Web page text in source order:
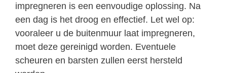
impregneren is een eenvoudige oplossing. Na
een dag is het droog en effectief. Let wel op:
vooraleer u de buitenmuur laat impregneren,
moet deze gereinigd worden. Eventuele
scheuren en barsten zullen eerst hersteld